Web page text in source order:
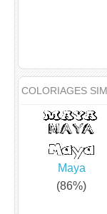
COLORIAGES
Maya
(86%)